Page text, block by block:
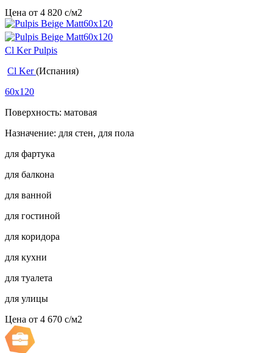
Цена от 4 820 c/м2
Cl Ker Pulpis
Cl Ker(Испания)
60x120
Поверхность: матовая
Назначение: для стен, для пола
для фартука
для балкона
для ванной
для гостиной
для коридора
для кухни
для туалета
для улицы
Цена от 4 670 c/м2